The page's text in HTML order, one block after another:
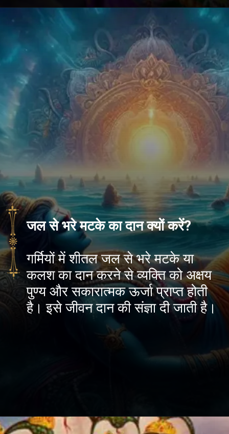
जल से भरे मटके का दान क्यों करें?
गर्मियों में शीतल जल से भरे मटके या
कलश का दान करने से व्यक्ति को अक्षय
पुण्य और सकारात्मक ऊर्जा प्राप्त होती
है। इसे जीवन दान की संज्ञा दी जाती है।